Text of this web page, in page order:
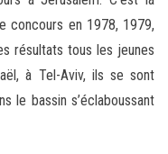
concours en 1978, 1979,
résultats tous les jeunes
à Tel-Aviv, ils se sont
le bassin s’éclaboussant